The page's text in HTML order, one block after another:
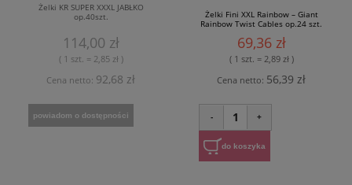
Żelki KR SUPER XXXL JABŁKO
op.40szt.
114,00 zł
( 1 szt. = 2,85 zł )
Cena netto: 92,68 zł
powiadom o dostępności
Żelki Fini XXL Rainbow – Giant
Rainbow Twist Cables op.24 szt.
69,36 zł
( 1 szt. = 2,89 zł )
Cena netto: 56,39 zł
- 1 +
do koszyka